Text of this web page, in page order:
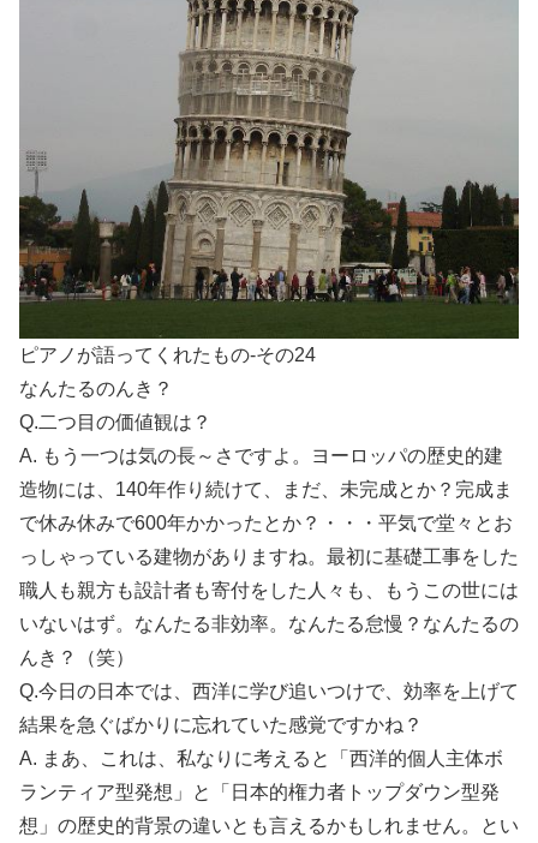
ピアノが語ってくれたもの-その24
なんたるのんき？
Q.二つ目の価値観は？
A. もう一つは気の長～さですよ。ヨーロッパの歴史的建
造物には、140年作り続けて、まだ、未完成とか？完成ま
で休み休みで600年かかったとか？・・・平気で堂々とお
っしゃっている建物がありますね。最初に基礎工事をした
職人も親方も設計者も寄付をした人々も、もうこの世には
いないはず。なんたる非効率。なんたる怠慢？なんたるの
んき？（笑）
Q.今日の日本では、西洋に学び追いつけで、効率を上げて
結果を急ぐばかりに忘れていた感覚ですかね？
A. まあ、これは、私なりに考えると「西洋的個人主体ボ
ランティア型発想」と「日本的権力者トップダウン型発
想」の歴史的背景の違いとも言えるかもしれません。とい